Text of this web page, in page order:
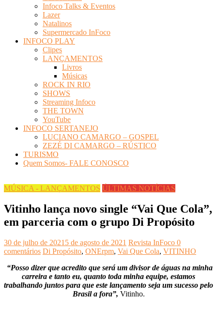
Infoco Talks & Eventos
Lazer
Natalinos
Supermercado InFoco
INFOCO PLAY
Clipes
LANÇAMENTOS
Livros
Músicas
ROCK IN RIO
SHOWS
Streaming Infoco
THE TOWN
YouTube
INFOCO SERTANEJO
LUCIANO CAMARGO – GOSPEL
ZEZÉ DI CAMARGO – RÚSTICO
TURISMO
Quem Somos- FALE CONOSCO
MÚSICA - LANÇAMENTOS ÚLTIMAS NOTÍCIAS
Vitinho lança novo single “Vai Que Cola”,
em parceria com o grupo Di Propósito
30 de julho de 2021 5 de agosto de 2021 Revista InFoco 0
comentários Di Propósito, ONErpm, Vai Que Cola, VITINHO
“Posso dizer que acredito que será um divisor de águas na minha
carreira e tanto eu, quanto toda minha equipe, estamos
trabalhando juntos para que este lançamento seja um sucesso pelo
Brasil a fora”, Vitinho.